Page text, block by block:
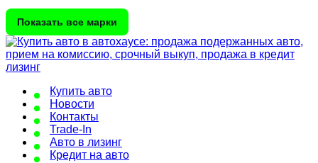
Показать все марки
Купить авто
Новости
Контакты
Trade-In
Авто в лизинг
Кредит на авто